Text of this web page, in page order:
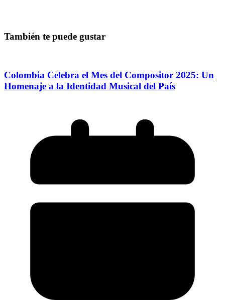
También te puede gustar
Colombia Celebra el Mes del Compositor 2025: Un
Homenaje a la Identidad Musical del País